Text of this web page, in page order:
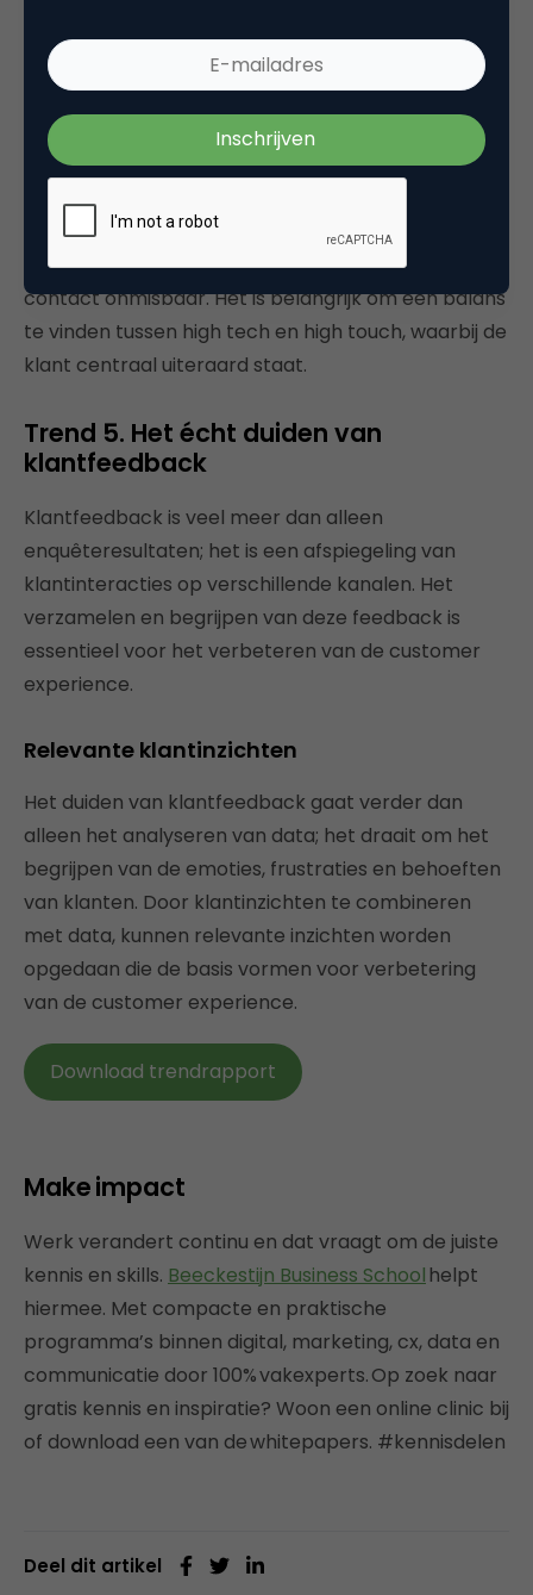
predictive analytics. Het potentieel van AI ligt in het
verbeteren van efficiëntie, het nemen van
geïnformeerde beslissingen en het creëren van
innovatieve oplossingen voor diverse zakelijke
uitdagingen.
Hoewel technologische vooruitgang de
klantverwachting verhoogt, blijft persoonlijk
contact onmisbaar. Het is belangrijk om een balans
te vinden tussen high tech en high touch, waarbij de
klant centraal uiteraard staat.
Trend 5. Het écht duiden van
klantfeedback
Klantfeedback is veel meer dan alleen
enquêteresultaten; het is een afspiegeling van
klantinteracties op verschillende kanalen. Het
verzamelen en begrijpen van deze feedback is
essentieel voor het verbeteren van de customer
experience.
Relevante klantinzichten
Het duiden van klantfeedback gaat verder dan
alleen het analyseren van data; het draait om het
begrijpen van de emoties, frustraties en behoeften
van klanten. Door klantinzichten te combineren
met data, kunnen relevante inzichten worden
opgedaan die de basis vormen voor verbetering
van de customer experience.
Download trendrapport
Make impact
Werk verandert continu en dat vraagt om de juiste
kennis en skills. Beeckestijn Business Schoolhelpt
hiermee. Met compacte en praktische
programma’s binnen digital, marketing, cx, data en
communicatie door 100% vakexperts. Op zoek naar
gratis kennis en inspiratie? Woon een online clinic bij
of download een van de whitepapers. #kennisdelen
Deel dit artikel